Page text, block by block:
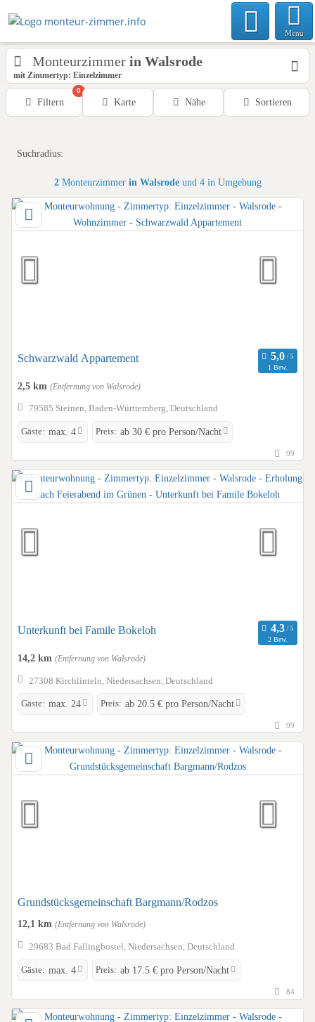
Menu
Monteurzimmer in Walsrode
mit Zimmertyp: Einzelzimmer
Filtern
0
Karte Nähe Sortieren
Suchradius:
2Monteurzimmer in Walsrodeund 4 in Umgebung
Schwarzwald Appartement
1 Bew.
2,5 km (Entfernung von Walsrode)
79585 Steinen, Baden-Württemberg, Deutschland
Gäste: max. 4 Preis: ab 30 € pro Person/Nacht
99
Unterkunft bei Famile Bokeloh
2 Bew.
14,2 km (Entfernung von Walsrode)
27308 Kirchlinteln, Niedersachsen, Deutschland
Gäste: max. 24 Preis: ab 20.5 € pro Person/Nacht
99
Grundstücksgemeinschaft Bargmann/Rodzos
12,1 km (Entfernung von Walsrode)
29683 Bad Fallingbostel, Niedersachsen, Deutschland
Gäste: max. 4 Preis: ab 17.5 € pro Person/Nacht
84